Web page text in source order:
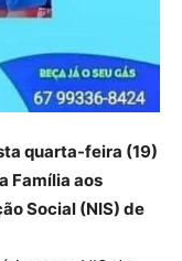
quarta-feira (19)
Família aos
Social (NIS) de